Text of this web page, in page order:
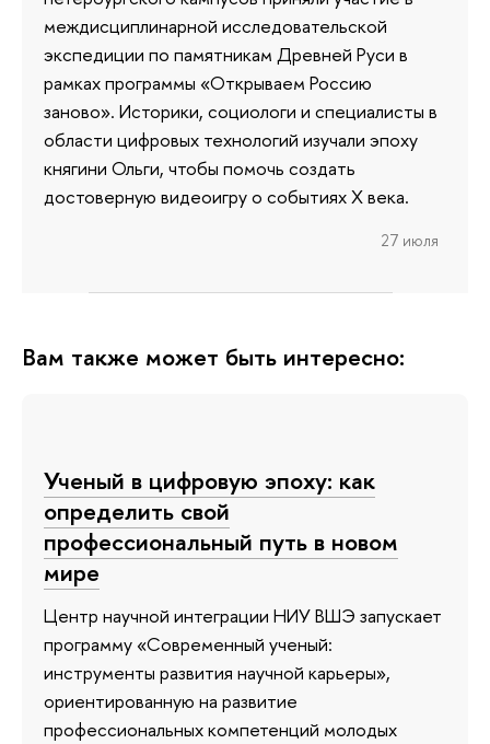
междисциплинарной исследовательской
экспедиции по памятникам Древней Руси в
рамках программы «Открываем Россию
заново». Историки, социологи и специалисты в
области цифровых технологий изучали эпоху
княгини Ольги, чтобы помочь создать
достоверную видеоигру о событиях X века.
27 июля
Вам также может быть интересно:
Ученый в цифровую эпоху: как
определить свой
профессиональный путь в новом
мире
Центр научной интеграции НИУ ВШЭ запускает
программу «Современный ученый:
инструменты развития научной карьеры»,
ориентированную на развитие
профессиональных компетенций молодых